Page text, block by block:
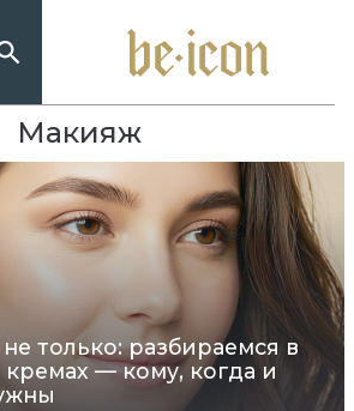
Макияж
не только: разбираемся в
кремах — кому, когда и